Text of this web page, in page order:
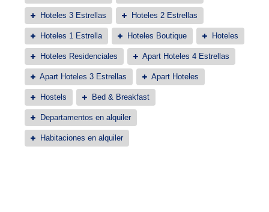
Hoteles 3 Estrellas Hoteles 2 Estrellas
Hoteles 1 Estrella Hoteles Boutique Hoteles
Hoteles Residenciales Apart Hoteles 4 Estrellas
Apart Hoteles 3 Estrellas Apart Hoteles
Hostels Bed & Breakfast
Departamentos en alquiler
Habitaciones en alquiler